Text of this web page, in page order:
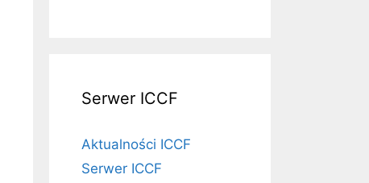
Serwer ICCF
Aktualności ICCF
Serwer ICCF